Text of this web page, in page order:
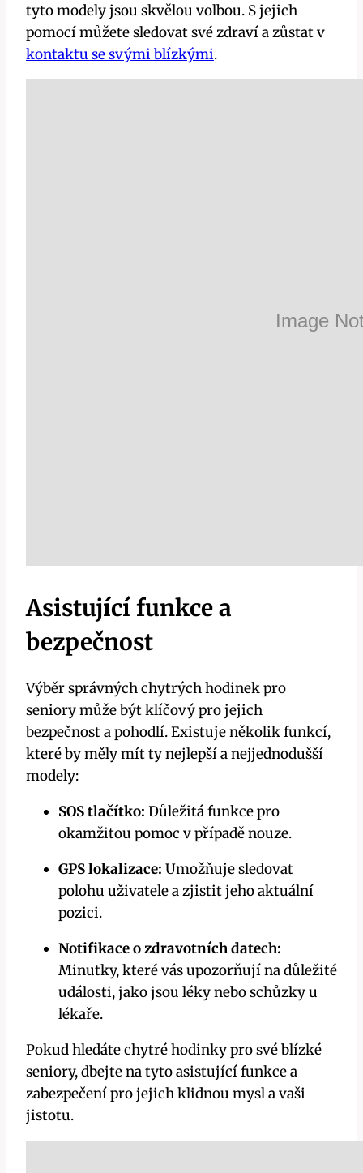
tyto modely jsou skvělou volbou. S jejich
pomocí můžete sledovat své zdraví a zůstat v
kontaktu se svými blízkými.
Asistující funkce a
bezpečnost
Výběr správných chytrých hodinek pro
seniory může být klíčový pro jejich
bezpečnost a pohodlí. Existuje několik funkcí,
které by měly mít ty nejlepší a nejjednodušší
modely:
SOS tlačítko: Důležitá funkce pro
okamžitou pomoc v případě nouze.
GPS lokalizace: Umožňuje sledovat
polohu uživatele a zjistit jeho aktuální
pozici.
Notifikace o zdravotních datech:
Minutky, které vás upozorňují na důležité
události, jako jsou léky nebo schůzky u
lékaře.
Pokud hledáte chytré hodinky pro své blízké
seniory, dbejte na tyto asistující funkce a
zabezpečení pro jejich klidnou mysl a vaši
jistotu.